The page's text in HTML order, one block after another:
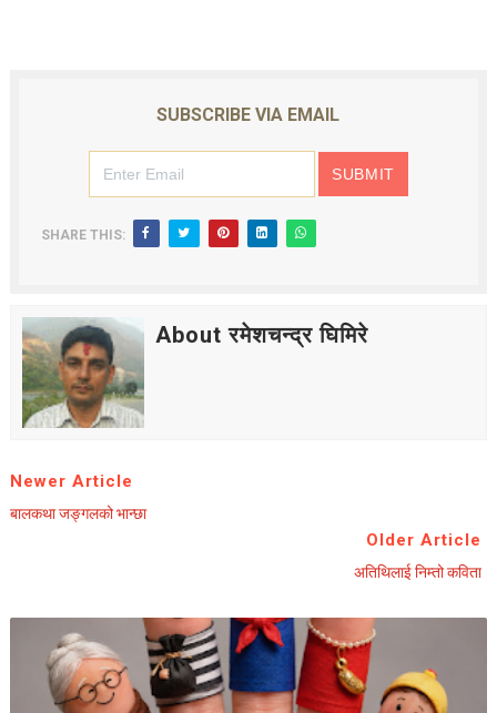
SUBSCRIBE VIA EMAIL
SHARE THIS:
About रमेशचन्द्र घिमिरे
Newer Article
बालकथा जङ्गलको भान्छा
Older Article
अतिथिलाई निम्तो कविता